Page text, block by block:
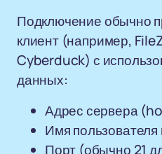
Подключение обычно
клиент (например,
Cyberduck) с
данных:
Адрес сервера
Имя пользователя
Порт (обычно 21